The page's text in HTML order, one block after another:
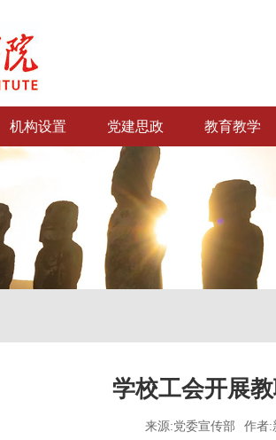
机构设置 党建思政 教育教学
学校工会开展
来源:党委宣传部 作者: